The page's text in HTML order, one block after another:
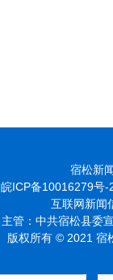
宿松新
皖ICP备10016279号-
互联网新闻
主管：中共宿松县委
版权所有 © 2021 宿